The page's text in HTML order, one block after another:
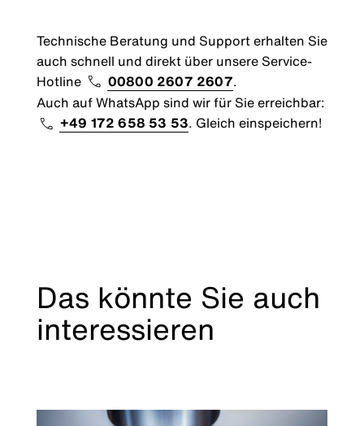
Technische Beratung und Support erhalten Sie
auch schnell und direkt über unsere Service-
Hotline
00800 2607 2607.
Auch auf WhatsApp sind wir für Sie erreichbar:
+49 172 658 53 53. Gleich einspeichern!
Das könnte Sie auch
interessieren